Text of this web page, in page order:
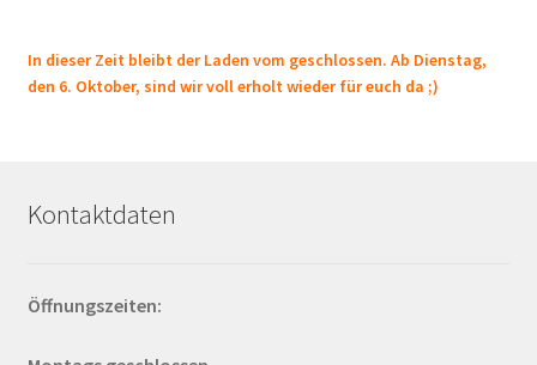
In dieser Zeit bleibt der Laden vom geschlossen. Ab Dienstag,
den 6. Oktober, sind wir voll erholt wieder für euch da ;)
Kontaktdaten
Öffnungszeiten: